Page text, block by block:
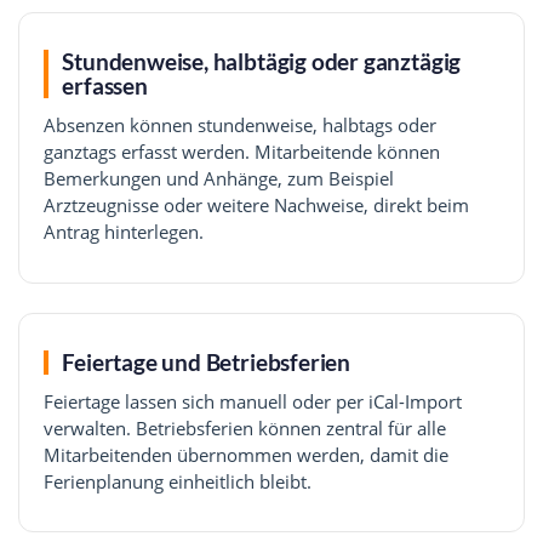
Stundenweise, halbtägig oder ganztägig
erfassen
Absenzen können stundenweise, halbtags oder
ganztags erfasst werden. Mitarbeitende können
Bemerkungen und Anhänge, zum Beispiel
Arztzeugnisse oder weitere Nachweise, direkt beim
Antrag hinterlegen.
Feiertage und Betriebsferien
Feiertage lassen sich manuell oder per iCal-Import
verwalten. Betriebsferien können zentral für alle
Mitarbeitenden übernommen werden, damit die
Ferienplanung einheitlich bleibt.